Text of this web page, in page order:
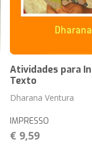
Atividades para
Texto
Dharana Ventura
IMPRESSO
€ 9,59